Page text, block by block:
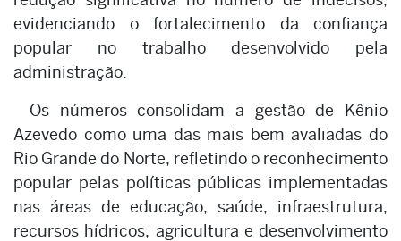
evidenciando o fortalecimento da confiança
popular no trabalho desenvolvido pela
administração.
Os números consolidam a gestão de Kênio
Azevedo como uma das mais bem avaliadas do
Rio Grande do Norte, refletindo o reconhecimento
popular pelas políticas públicas implementadas
nas áreas de educação, saúde, infraestrutura,
recursos hídricos, agricultura e desenvolvimento